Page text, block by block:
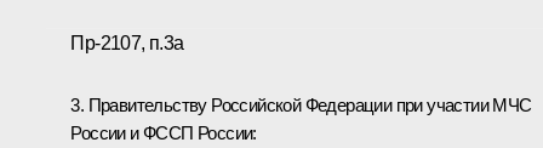
Пр-2107, п.3а
3. Правительству Российской Федерации при участии МЧС
России и ФССП России: